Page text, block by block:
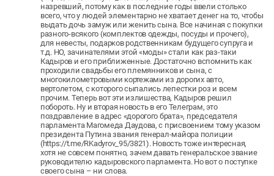
назревший, потому как в последние годы ввели столько
всего, что у людей элементарно не хватает денег на то, чтобы
выдать дочь замуж или женить сына. Все начиная с покупки
разного-всякого (комплектов одежды, посуды и прочего),
для невесты, подарков родственникам будущего супруга и
т.д. НО, зачинателями этой «моды» стали как раз-таки
Кадыров и его приближенные. Достаточно вспомнить как
проходили свадьбы его племянников и сына, с
многокилометровыми кортежами из дорогих авто,
вертолетом, с которого сыпались лепестки роз и всем
прочим. Теперь вот эти излишества, Кадыров решил
побороть. Ну и вторая новость в его Телеграм, это
поздравление в адрес «дорогого брата», председателя
парламента Магомеда Даудова, с присвоением тому указом
президента Путина звания генерал-майора полиции
(https://t.me/RKadyrov_95/3821). Новость тоже интересная,
хотя не совсем понятно, зачем давать генеральское звание
руководителю кадыровского парламента. Но вот о поступке
своего сына – ни слова.